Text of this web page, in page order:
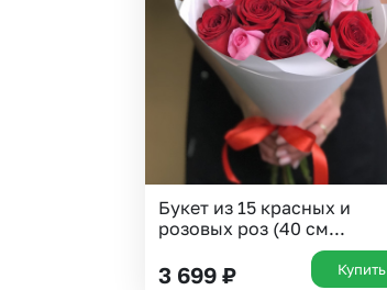
Букет из 15 красных и
розовых роз (40 см...
3 699 ₽ Купить